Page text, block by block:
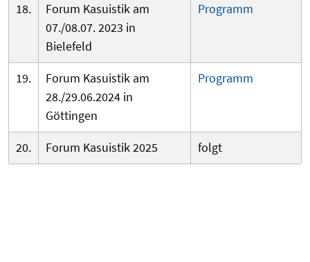
18.
Forum Kasuistik am
07./08.07. 2023 in
Bielefeld
Programm
19.
Forum Kasuistik am
28./29.06.2024 in
Göttingen
Programm
20. Forum Kasuistik 2025 folgt